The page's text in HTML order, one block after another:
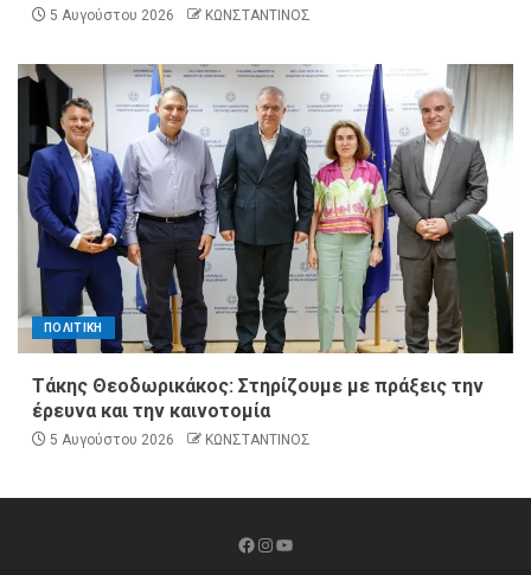
5 Αυγούστου 2026 ΚΩΝΣΤΑΝΤΙΝΟΣ
ΠΟΛΙΤΙΚΗ
Τάκης Θεοδωρικάκος: Στηρίζουμε με πράξεις την
έρευνα και την καινοτομία
5 Αυγούστου 2026 ΚΩΝΣΤΑΝΤΙΝΟΣ